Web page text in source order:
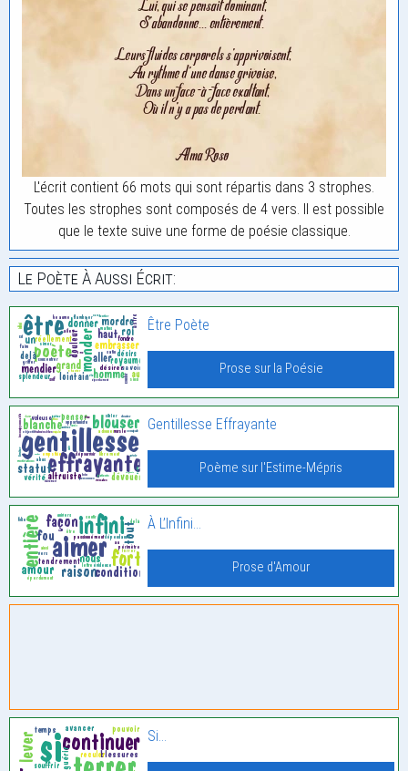
L'écrit contient 66 mots qui sont répartis dans 3 strophes.
Toutes les strophes sont composés de 4 vers. Il est possible
que le texte suive une forme de poésie classique.
Le Poète À Aussi Écrit:
Être Poète
Prose sur la Poésie
Gentillesse Effrayante
Poème sur l'Estime-Mépris
À L’Infini…
Prose d'Amour
Si…